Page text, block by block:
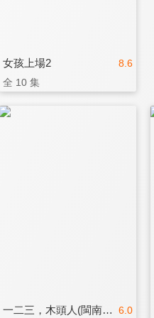
8.6
女孩上場2
全 10 集
6.0
一二三，木頭人(閩南語版)